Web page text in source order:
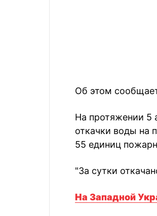
Об этом
На протяжении 5
откачки воды на
55 единиц
"За сутки
На Западной